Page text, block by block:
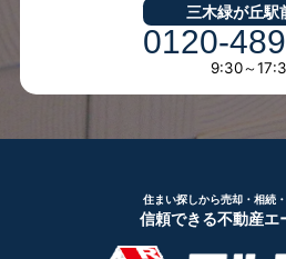
三木緑が丘駅
0120-
9:30～
住まい探しから売却・相続
信頼できる不動産エ